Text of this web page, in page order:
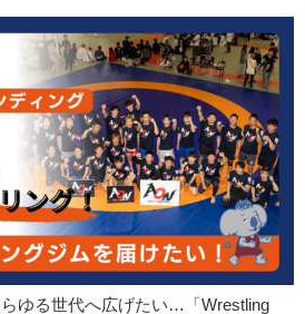
ゆる世代へ広げたい…「Wrestling